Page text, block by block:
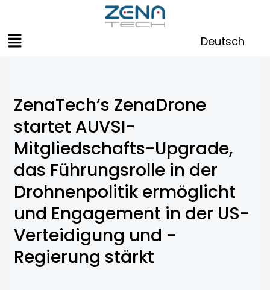
springen
Menü Deutsch
ZenaTech’s ZenaDrone
startet AUVSI-
Mitgliedschafts-Upgrade,
das Führungsrolle in der
Drohnenpolitik ermöglicht
und Engagement in der US-
Verteidigung und -
Regierung stärkt